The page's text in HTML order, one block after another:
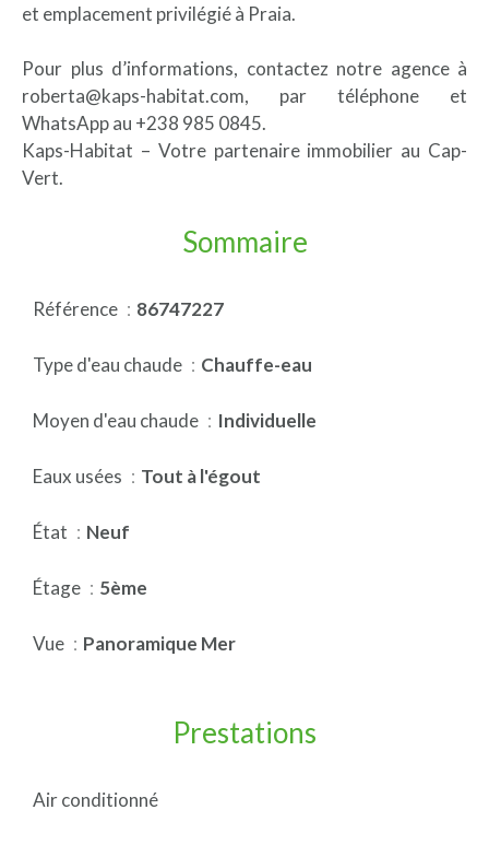
et emplacement privilégié à Praia.
Pour plus d’informations, contactez notre agence à
roberta@kaps-habitat.com, par téléphone et
WhatsApp au +238 985 0845.
Kaps-Habitat – Votre partenaire immobilier au Cap-
Vert.
Sommaire
Référence 86747227
Type d'eau chaude Chauffe-eau
Moyen d'eau chaude Individuelle
Eaux usées Tout à l'égout
État Neuf
Étage 5ème
Vue Panoramique Mer
Prestations
Air conditionné